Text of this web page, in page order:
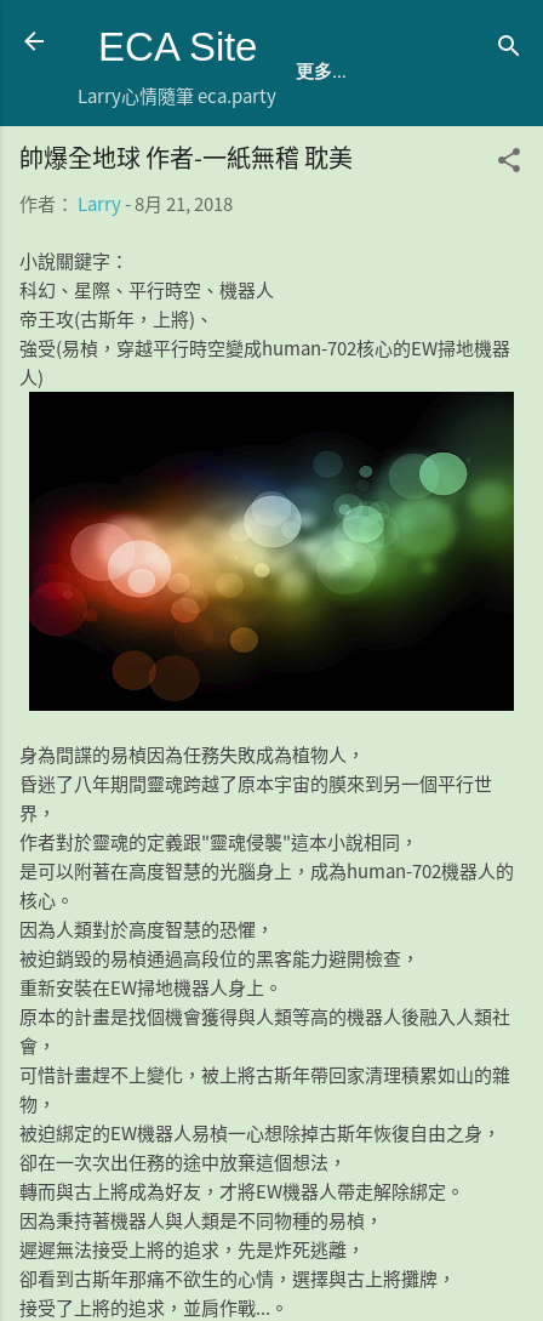
跳到主要內容
ECA Site
Larry心情隨筆 eca.party
更多…
帥爆全地球 作者-一紙無稽 耽美
作者： Larry-8月 21, 2018
小說關鍵字：
科幻、星際、平行時空、機器人
帝王攻(古斯年，上將)、
強受(易楨，穿越平行時空變成human-702核心的EW掃地機器
人)
身為間諜的易楨因為任務失敗成為植物人，
昏迷了八年期間靈魂跨越了原本宇宙的膜來到另一個平行世
界，
作者對於靈魂的定義跟"靈魂侵襲"這本小說相同，
是可以附著在高度智慧的光腦身上，成為human-702機器人的
核心。
因為人類對於高度智慧的恐懼，
被迫銷毀的易楨通過高段位的黑客能力避開檢查，
重新安裝在EW掃地機器人身上。
原本的計畫是找個機會獲得與人類等高的機器人後融入人類社
會，
可惜計畫趕不上變化，被上將古斯年帶回家清理積累如山的雜
物，
被迫綁定的EW機器人易楨一心想除掉古斯年恢復自由之身，
卻在一次次出任務的途中放棄這個想法，
轉而與古上將成為好友，才將EW機器人帶走解除綁定。
因為秉持著機器人與人類是不同物種的易楨，
遲遲無法接受上將的追求，先是炸死逃離，
卻看到古斯年那痛不欲生的心情，選擇與古上將攤牌，
接受了上將的追求，並肩作戰...。